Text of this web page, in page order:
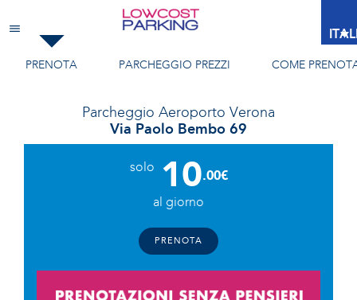
Aeroporto Verona
PRENOTA PARCHEGGIO PREZZI COME
Parcheggio Aeroporto Verona
Via Paolo Bembo 69
solo 10.00€
al giorno
PRENOTA